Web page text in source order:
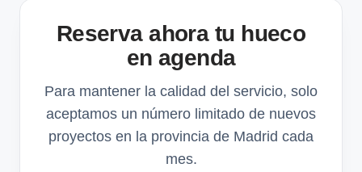
Reserva ahora tu hueco
en agenda
Para mantener la calidad del servicio, solo
aceptamos un número limitado de nuevos
proyectos en la provincia de Madrid cada
mes.